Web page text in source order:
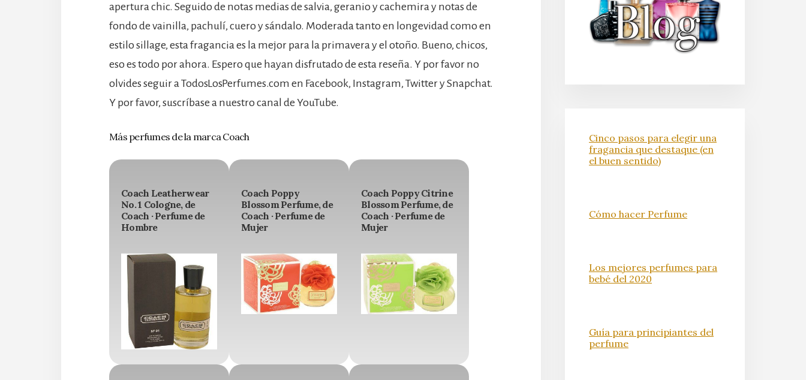
apertura chic. Seguido de notas medias de salvia, geranio y cachemira y notas de
fondo de vainilla, pachulí, cuero y sándalo. Moderada tanto en longevidad como en
estilo sillage, esta fragancia es la mejor para la primavera y el otoño. Bueno, chicos,
eso es todo por ahora. Espero que hayan disfrutado de esta reseña. Y por favor no
olvides seguir a TodosLosPerfumes.com en Facebook, Instagram, Twitter y Snapchat.
Y por favor, suscríbase a nuestro canal de YouTube.
Más perfumes de la marca Coach
Coach Leatherwear
No. 1 Cologne, de
Coach · Perfume de
Hombre
Coach Poppy
Blossom Perfume, de
Coach · Perfume de
Mujer
Coach Poppy Citrine
Blossom Perfume, de
Coach · Perfume de
Mujer
Cinco pasos para elegir una
fragancia que destaque (en
el buen sentido)
Cómo hacer Perfume
Los mejores perfumes para
bebé del 2020
Guía para principiantes del
perfume